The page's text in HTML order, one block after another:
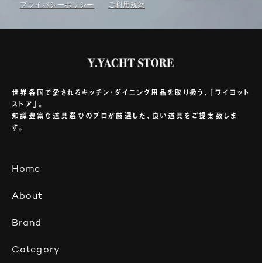
プライバシーポリシー ご利⽤規約
世界各国で愛されるキッチン・ダイニング用品を取り扱う、「ワイヨット
ストア」。
知識豊富な道具選びのプロが厳選した、良い道具をご提案致しま
す。
Home
Brand
About
Category